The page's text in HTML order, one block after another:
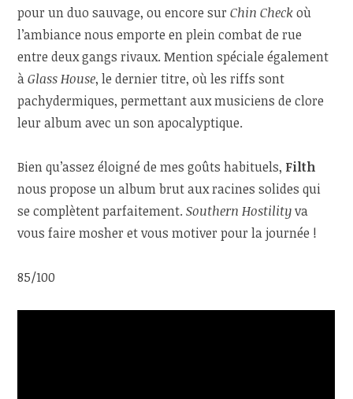
pour un duo sauvage, ou encore surChin Checkoù
l’ambiance nous emporte en plein combat de rue
entre deux gangs rivaux. Mention spéciale également
àGlass House, le dernier titre, où les riffs sont
pachydermiques, permettant aux musiciens de clore
leur album avec un son apocalyptique.
Bien qu’assez éloigné de mes goûts habituels, Filth
nous propose un album brut aux racines solides qui
se complètent parfaitement.Southern Hostilityva
vous faire mosher et vous motiver pour la journée !
85/100